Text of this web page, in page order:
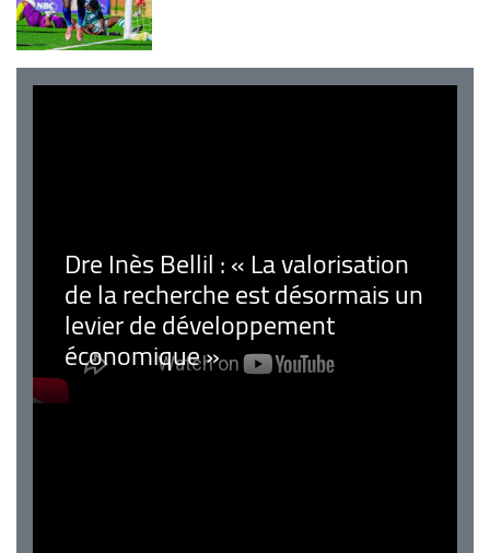
Dre Inès Bellil : « La valorisation
de la recherche est désormais un
levier de développement
économique »